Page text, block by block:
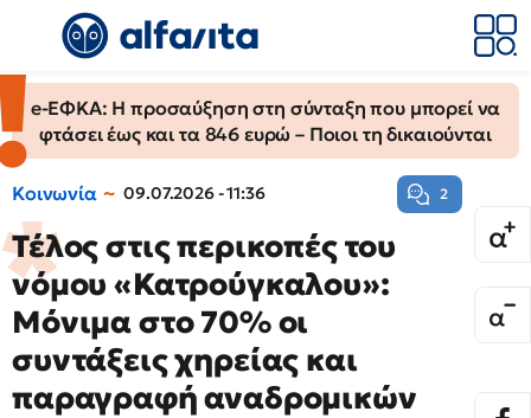
e-ΕΦΚΑ: Η προσαύξηση στη σύνταξη που μπορεί να
φτάσει έως και τα 846 ευρώ – Ποιοι τη δικαιούνται
Κοινωνία 09.07.2026 - 11:36 2
Τέλος στις περικοπές του
νόμου «Κατρούγκαλου»:
Μόνιμα στο 70% οι
συντάξεις χηρείας και
παραγραφή αναδρομικών